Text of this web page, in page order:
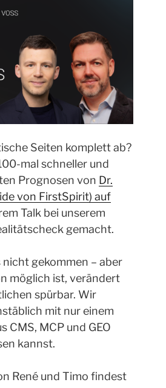
Seiten komplett ab?
mal schneller und
Prognosen von Dr.
von FirstSpirit) auf
Talk bei unserem
gemacht.
nicht gekommen – aber
möglich ist, verändert
spürbar. Wir
mit nur einem
CMS, MCP und GEO
kannst.
René und Timo findest